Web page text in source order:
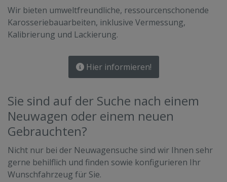
Wir bieten umweltfreundliche, ressourcenschonende
Karosseriebauarbeiten, inklusive Vermessung,
Kalibrierung und Lackierung.
Hier informieren!
Sie sind auf der Suche nach einem
Neuwagen oder einem neuen
Gebrauchten?
Nicht nur bei der Neuwagensuche sind wir Ihnen sehr
gerne behilflich und finden sowie konfigurieren Ihr
Wunschfahrzeug für Sie.